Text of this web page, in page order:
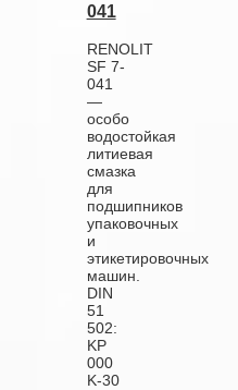
041
RENOLIT
SF 7-
041
—
особо
водостойкая
литиевая
смазка
для
подшипников
упаковочных
и
этикетировочных
машин.
DIN
51
502:
KP
000
K-30